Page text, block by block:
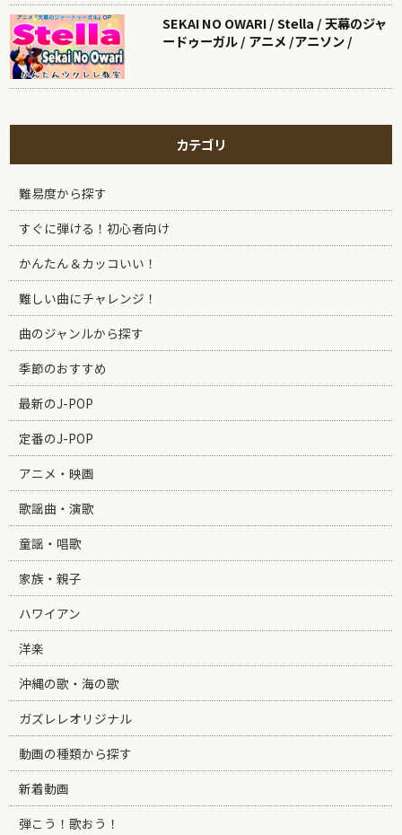
SEKAI NO OWARI / Stella / 天幕のジャ
ードゥーガル / アニメ /アニソン /
カテゴリ
難易度から探す
すぐに弾ける！初心者向け
かんたん＆カッコいい！
難しい曲にチャレンジ！
曲のジャンルから探す
季節のおすすめ
最新のJ-POP
定番のJ-POP
アニメ・映画
歌謡曲・演歌
童謡・唱歌
家族・親子
ハワイアン
洋楽
沖縄の歌・海の歌
ガズレレオリジナル
動画の種類から探す
新着動画
弾こう！歌おう！